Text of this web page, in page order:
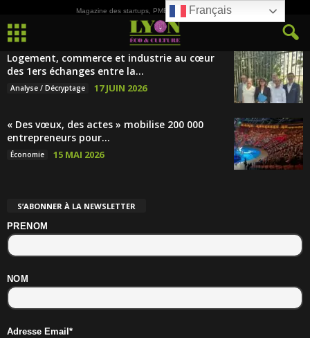
Magazine des startups, PME, ETI et de la Culture
Logement, commerce et industrie au cœur
des 1ers échanges entre la...
Analyse / Décryptage 17 JUIN 2026
« Des vœux, des actes » mobilise 200 000
entrepreneurs pour...
Économie 15 MAI 2026
S’ABONNER À LA NEWSLETTER
PRENOM
NOM
Adresse Email*
Français